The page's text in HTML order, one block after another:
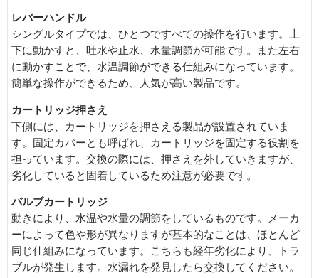
レバーハンドル
シングルタイプでは、ひとつですべての操作を行います。上
下に動かすと、吐水や止水、水量調節が可能です。また左右
に動かすことで、水温調節ができる仕組みになっています。
簡単な操作ができるため、人気が高い製品です。
カートリッジ押さえ
下側には、カートリッジを押さえる製品が設置されていま
す。固定カバーとも呼ばれ、カートリッジを固定する役割を
担っています。交換の際には、押さえを外していきますが、
劣化していると固着しているため注意が必要です。
バルブカートリッジ
動きにより、水温や水量の調節をしているものです。メーカ
ーによって色や形が異なりますが基本的なことは、ほとんど
同じ仕組みになっています。こちらも経年劣化により、トラ
ブルが発生します。水漏れを発見したら交換してください。